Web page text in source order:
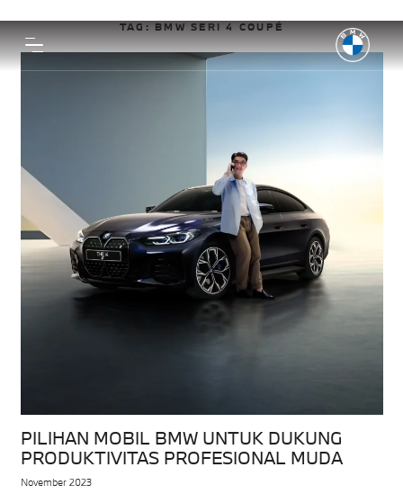
TAG:BMW SERI 4 COUPÉ
PILIHAN MOBIL BMW UNTUK DUKUNG
PRODUKTIVITAS PROFESIONAL MUDA
November 2023